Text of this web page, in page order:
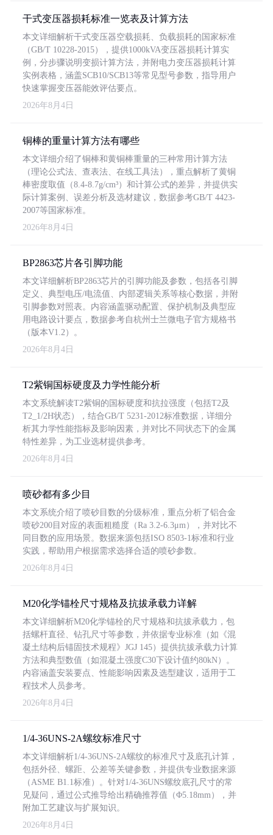
干式变压器损耗标准一览表及计算方法
本文详细解析干式变压器空载损耗、负载损耗的国家标准
（GB/T 10228-2015），提供1000kVA变压器损耗计算实
例，分步骤说明变损计算方法，并附电力变压器损耗计算
实例表格，涵盖SCB10/SCB13等常见型号参数，指导用户
快速掌握变压器能效评估要点。
2026年8月4日
铜棒的重量计算方法有哪些
本文详细介绍了铜棒和黄铜棒重量的三种常用计算方法
（理论公式法、查表法、在线工具法），重点解析了黄铜
棒密度取值（8.4-8.7g/cm³）和计算公式的差异，并提供实
际计算案例、误差分析及选材建议，数据参考GB/T 4423-
2007等国家标准。
2026年8月4日
BP2863芯片各引脚功能
本文详细解析BP2863芯片的引脚功能及参数，包括各引脚
定义、典型电压/电流值、内部逻辑关系等核心数据，并附
引脚参数对照表。内容涵盖驱动配置、保护机制及典型应
用电路设计要点，数据参考自杭州士兰微电子官方规格书
（版本V1.2）。
2026年8月4日
T2紫铜国标硬度及力学性能分析
本文系统解读T2紫铜的国标硬度和抗拉强度（包括T2及
T2_1/2H状态），结合GB/T 5231-2012标准数据，详细分
析其力学性能指标及影响因素，并对比不同状态下的金属
特性差异，为工业选材提供参考。
2026年8月4日
喷砂都有多少目
本文系统介绍了喷砂目数的分级标准，重点分析了铝合金
喷砂200目对应的表面粗糙度（Ra 3.2-6.3μm），并对比不
同目数的应用场景。数据来源包括ISO 8503-1标准和行业
实践，帮助用户根据需求选择合适的喷砂参数。
2026年8月4日
M20化学锚栓尺寸规格及抗拔承载力详解
本文详细解析M20化学锚栓的尺寸规格和抗拔承载力，包
括螺杆直径、钻孔尺寸等参数，并依据专业标准（如《混
凝土结构后锚固技术规程》JGJ 145）提供抗拔承载力计算
方法和典型数值（如混凝土强度C30下设计值约80kN）。
内容涵盖安装要点、性能影响因素及选型建议，适用于工
程技术人员参考。
2026年8月4日
1/4-36UNS-2A螺纹标准尺寸
本文详细解析1/4-36UNS-2A螺纹的标准尺寸及底孔计算，
包括外径、螺距、公差等关键参数，并提供专业数据来源
（ASME B1.1标准）。针对1/4-36UNS螺纹底孔尺寸的常
见疑问，通过公式推导给出精确推荐值（Φ5.18mm），并
附加工艺建议与扩展知识。
2026年8月4日